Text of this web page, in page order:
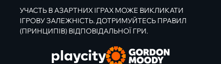
УЧАСТЬ В АЗАРТНИХ ІГРАХ МОЖЕ ВИКЛИКАТИ
ІГРОВУ ЗАЛЕЖНІСТЬ. ДОТРИМУЙТЕСЬ ПРАВИЛ
(ПРИНЦИПІВ) ВІДПОВІДАЛЬНОЇ ГРИ.